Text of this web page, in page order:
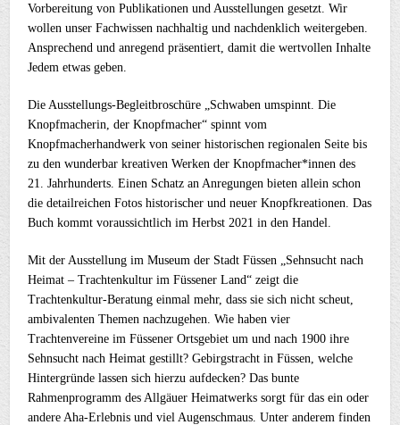
Vorbereitung von Publikationen und Ausstellungen gesetzt. Wir
wollen unser Fachwissen nachhaltig und nachdenklich weitergeben.
Ansprechend und anregend präsentiert, damit die wertvollen Inhalte
Jedem etwas geben.
Die Ausstellungs-Begleitbroschüre „Schwaben umspinnt. Die
Knopfmacherin, der Knopfmacher“ spinnt vom
Knopfmacherhandwerk von seiner historischen regionalen Seite bis
zu den wunderbar kreativen Werken der Knopfmacher*innen des
21. Jahrhunderts. Einen Schatz an Anregungen bieten allein schon
die detailreichen Fotos historischer und neuer Knopfkreationen. Das
Buch kommt voraussichtlich im Herbst 2021 in den Handel.
Mit der Ausstellung im Museum der Stadt Füssen „Sehnsucht nach
Heimat – Trachtenkultur im Füssener Land“ zeigt die
Trachtenkultur-Beratung einmal mehr, dass sie sich nicht scheut,
ambivalenten Themen nachzugehen. Wie haben vier
Trachtenvereine im Füssener Ortsgebiet um und nach 1900 ihre
Sehnsucht nach Heimat gestillt? Gebirgstracht in Füssen, welche
Hintergründe lassen sich hierzu aufdecken? Das bunte
Rahmenprogramm des Allgäuer Heimatwerks sorgt für das ein oder
andere Aha-Erlebnis und viel Augenschmaus. Unter anderem finden